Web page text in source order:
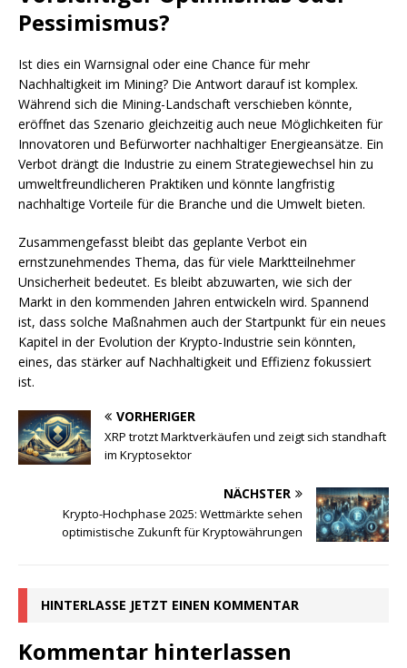
Pessimismus?
Ist dies ein Warnsignal oder eine Chance für mehr
Nachhaltigkeit im Mining? Die Antwort darauf ist komplex.
Während sich die Mining-Landschaft verschieben könnte,
eröffnet das Szenario gleichzeitig auch neue Möglichkeiten für
Innovatoren und Befürworter nachhaltiger Energieansätze. Ein
Verbot drängt die Industrie zu einem Strategiewechsel hin zu
umweltfreundlicheren Praktiken und könnte langfristig
nachhaltige Vorteile für die Branche und die Umwelt bieten.
Zusammengefasst bleibt das geplante Verbot ein
ernstzunehmendes Thema, das für viele Marktteilnehmer
Unsicherheit bedeutet. Es bleibt abzuwarten, wie sich der
Markt in den kommenden Jahren entwickeln wird. Spannend
ist, dass solche Maßnahmen auch der Startpunkt für ein neues
Kapitel in der Evolution der Krypto-Industrie sein könnten,
eines, das stärker auf Nachhaltigkeit und Effizienz fokussiert
ist.
VORHERIGER
XRP trotzt Marktverkäufen und zeigt sich standhaft
im Kryptosektor
NÄCHSTER
Krypto-Hochphase 2025: Wettmärkte sehen
optimistische Zukunft für Kryptowährungen
HINTERLASSE JETZT EINEN KOMMENTAR
Kommentar hinterlassen